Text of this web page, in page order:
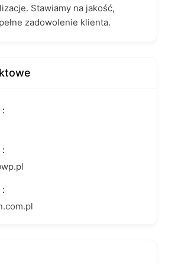
Stawiamy na jakość,
zadowolenie klienta.